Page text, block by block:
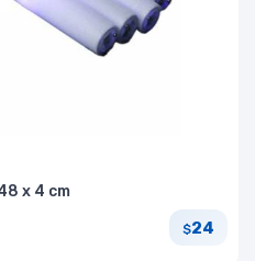
x 4 cm
$24